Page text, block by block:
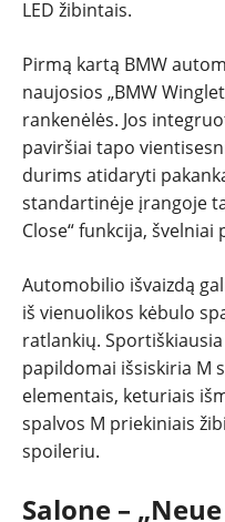
LED žibintais.
Pirmą kartą BMW
naujosios „BMW
rankenėlės. Jos
paviršiai tapo
durims atidaryti
standartinėje įrangoje
Close“ funkcija,
Automobilio išvaizdą
iš vienuolikos kėbulo
ratlankių. Sportiškiausia
papildomai išsiskiria M
elementais, keturiais
spalvos M priekiniais
spoileriu.
Salone –